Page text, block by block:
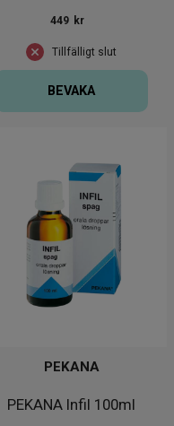
Tillfälligt slut
449 kr
BEVAKA
PEKANA Infil 100ml
PEKANA